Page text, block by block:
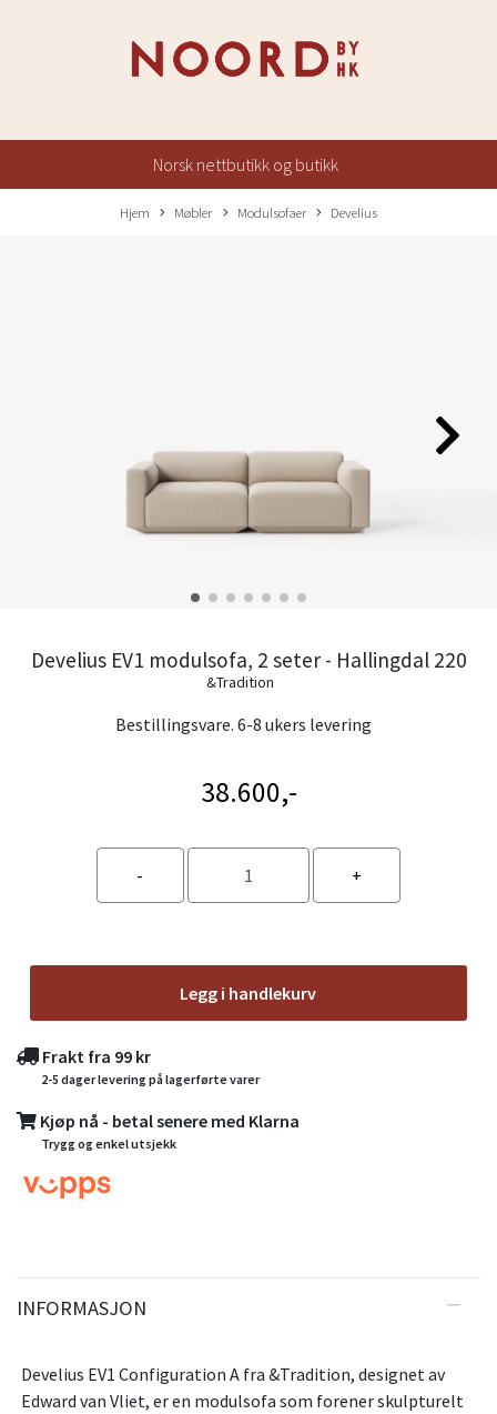
Norsk nettbutikk og butikk
Hjem Møbler Modulsofaer Develius
Develius EV1 modulsofa, 2 seter - Hallingdal 220
&Tradition
Bestillingsvare. 6-8 ukers levering
38.600,-
Legg i handlekurv
Frakt fra 99 kr
2-5 dager levering på lagerførte varer
Kjøp nå - betal senere med Klarna
Trygg og enkel utsjekk
INFORMASJON
Develius EV1 Configuration A fra &Tradition, designet av
Edward van Vliet, er en modulsofa som forener skulpturelt